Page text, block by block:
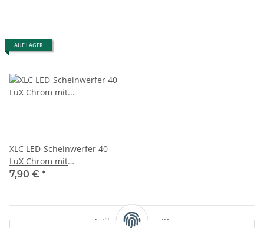
AUF LAGER
XLC LED-Scheinwerfer 40
LuX Chrom mit
Schalter,Standlicht*NEU
7,90 € *
Artikel 1 - 21 von 21